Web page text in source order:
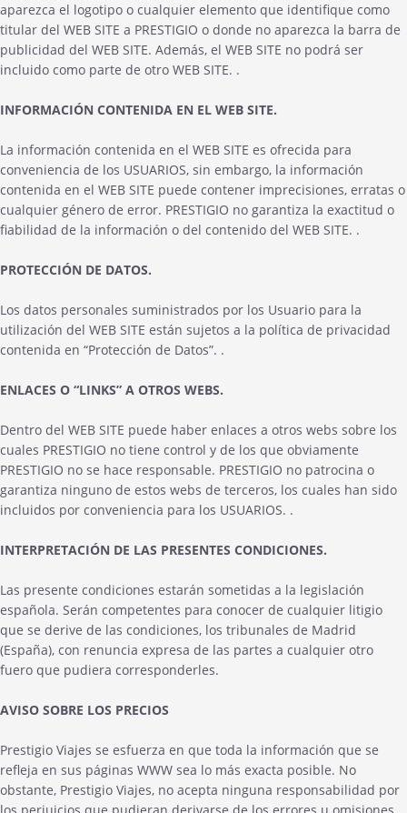
aparezca el logotipo o cualquier elemento que identifique como
titular del WEB SITE a PRESTIGIO o donde no aparezca la barra de
publicidad del WEB SITE. Además, el WEB SITE no podrá ser
incluido como parte de otro WEB SITE. .
INFORMACIÓN CONTENIDA EN EL WEB SITE.
La información contenida en el WEB SITE es ofrecida para
conveniencia de los USUARIOS, sin embargo, la información
contenida en el WEB SITE puede contener imprecisiones, erratas o
cualquier género de error. PRESTIGIO no garantiza la exactitud o
fiabilidad de la información o del contenido del WEB SITE. .
PROTECCIÓN DE DATOS.
Los datos personales suministrados por los Usuario para la
utilización del WEB SITE están sujetos a la política de privacidad
contenida en “Protección de Datos”. .
ENLACES O “LINKS” A OTROS WEBS.
Dentro del WEB SITE puede haber enlaces a otros webs sobre los
cuales PRESTIGIO no tiene control y de los que obviamente
PRESTIGIO no se hace responsable. PRESTIGIO no patrocina o
garantiza ninguno de estos webs de terceros, los cuales han sido
incluidos por conveniencia para los USUARIOS. .
INTERPRETACIÓN DE LAS PRESENTES CONDICIONES.
Las presente condiciones estarán sometidas a la legislación
española. Serán competentes para conocer de cualquier litigio
que se derive de las condiciones, los tribunales de Madrid
(España), con renuncia expresa de las partes a cualquier otro
fuero que pudiera corresponderles.
AVISO SOBRE LOS PRECIOS
Prestigio Viajes se esfuerza en que toda la información que se
refleja en sus páginas WWW sea lo más exacta posible. No
obstante, Prestigio Viajes, no acepta ninguna responsabilidad por